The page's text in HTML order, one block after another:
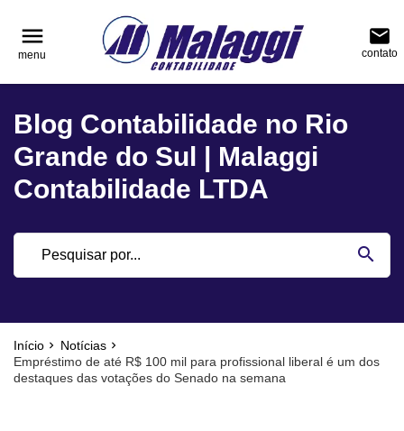
menu
menu
email
contato
Blog Contabilidade no Rio
Grande do Sul | Malaggi
Contabilidade LTDA
search
Início
Notícias
Empréstimo de até R$ 100 mil para profissional liberal é um dos
destaques das votações do Senado na semana
reply NAVEGAÇÃO
Blog
Contabilidade
Notícias
reply FALE CONOSCO
phone (51) 3751-0400
location_on
Rua Júlio de Castilhos, nº 983, salas 3 e 4
Encantado - Rio Grande do Sul